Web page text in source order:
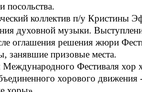
посольства.
коллектив п/у Кристины
духовной музыки.
оглашения решения жюри
занявшие призовые места.
Фестиваля хор
хорового